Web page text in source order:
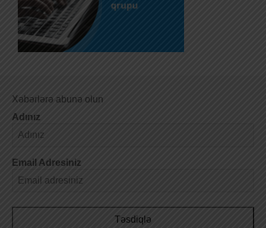
Xəbərlərə abunə olun
Adınız
Email Adresiniz
Təsdiqlə